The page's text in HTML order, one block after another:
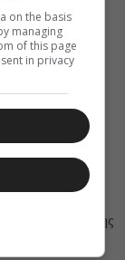
να
θεσμός της
Κοινωνία,...
on the basis
managing
of this page
in privacy